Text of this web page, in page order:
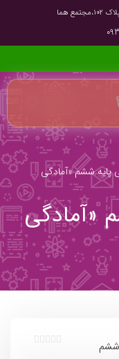
هما
پایه ششم «آمادگی
«آمادگی
ششم